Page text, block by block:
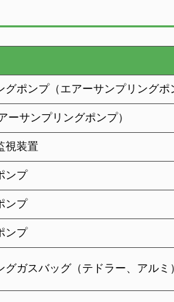
ポンプ（エアーサンプリングポ
ーサンプリングポンプ）
視装置
ンプ
ンプ
ンプ
ガスバッグ（テドラー、アルミ